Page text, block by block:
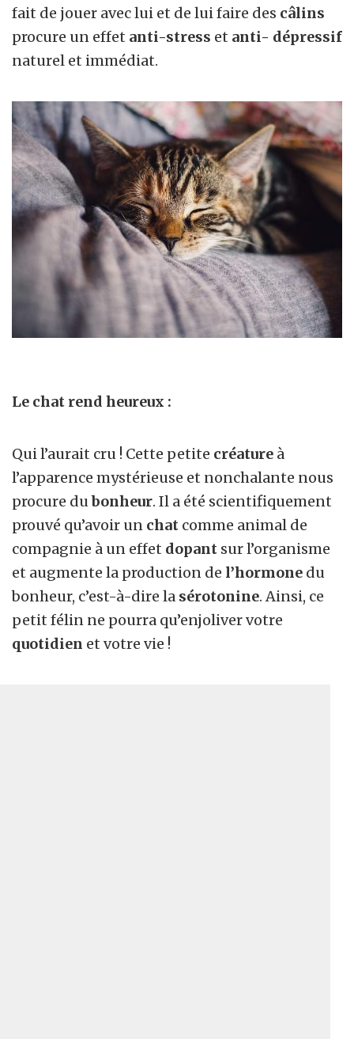
fait de jouer avec lui et de lui faire des câlins
procure un effet anti-stress et anti- dépressif
naturel et immédiat.
Le chat rend heureux :
Qui l’aurait cru ! Cette petite créature à
l’apparence mystérieuse et nonchalante nous
procure dubonheur. Il a été scientifiquement
prouvé qu’avoir un chat comme animal de
compagnie à un effet dopant sur l’organisme
et augmente la production de l’hormone du
bonheur, c’est-à-dire la sérotonine. Ainsi, ce
petit félin ne pourra qu’enjoliver votre
quotidien et votre vie !